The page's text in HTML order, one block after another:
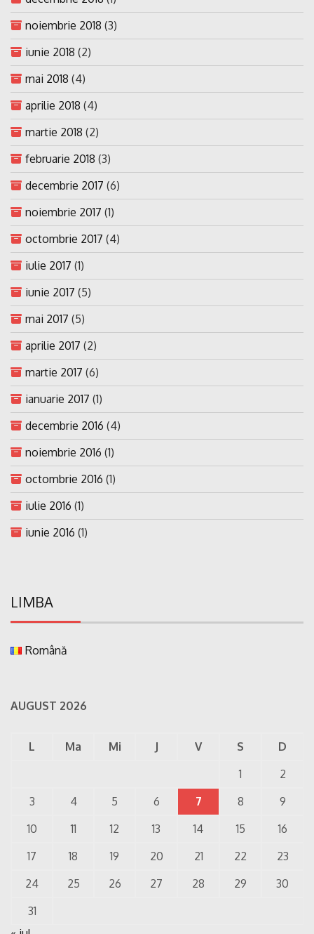
noiembrie 2018 (3)
iunie 2018 (2)
mai 2018 (4)
aprilie 2018 (4)
martie 2018 (2)
februarie 2018 (3)
decembrie 2017 (6)
noiembrie 2017 (1)
octombrie 2017 (4)
iulie 2017 (1)
iunie 2017 (5)
mai 2017 (5)
aprilie 2017 (2)
martie 2017 (6)
ianuarie 2017 (1)
decembrie 2016 (4)
noiembrie 2016 (1)
octombrie 2016 (1)
iulie 2016 (1)
iunie 2016 (1)
LIMBA
Română
AUGUST 2026
L Ma Mi J V S
D
1
2
3
4 5 6 7 8
9
10
11 12 13 14 15
16
17
18 19 20 21 22
23
24
25 26 27 28 29
30
31